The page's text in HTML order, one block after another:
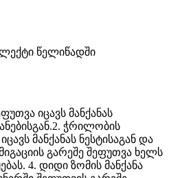
წელიწადში
იცავს მანქანას
ჭრილობის
მანქანას ნესტისაგან და
გარეშე შეფუთვა ხელს
4. დიდი ზომის მანქანა